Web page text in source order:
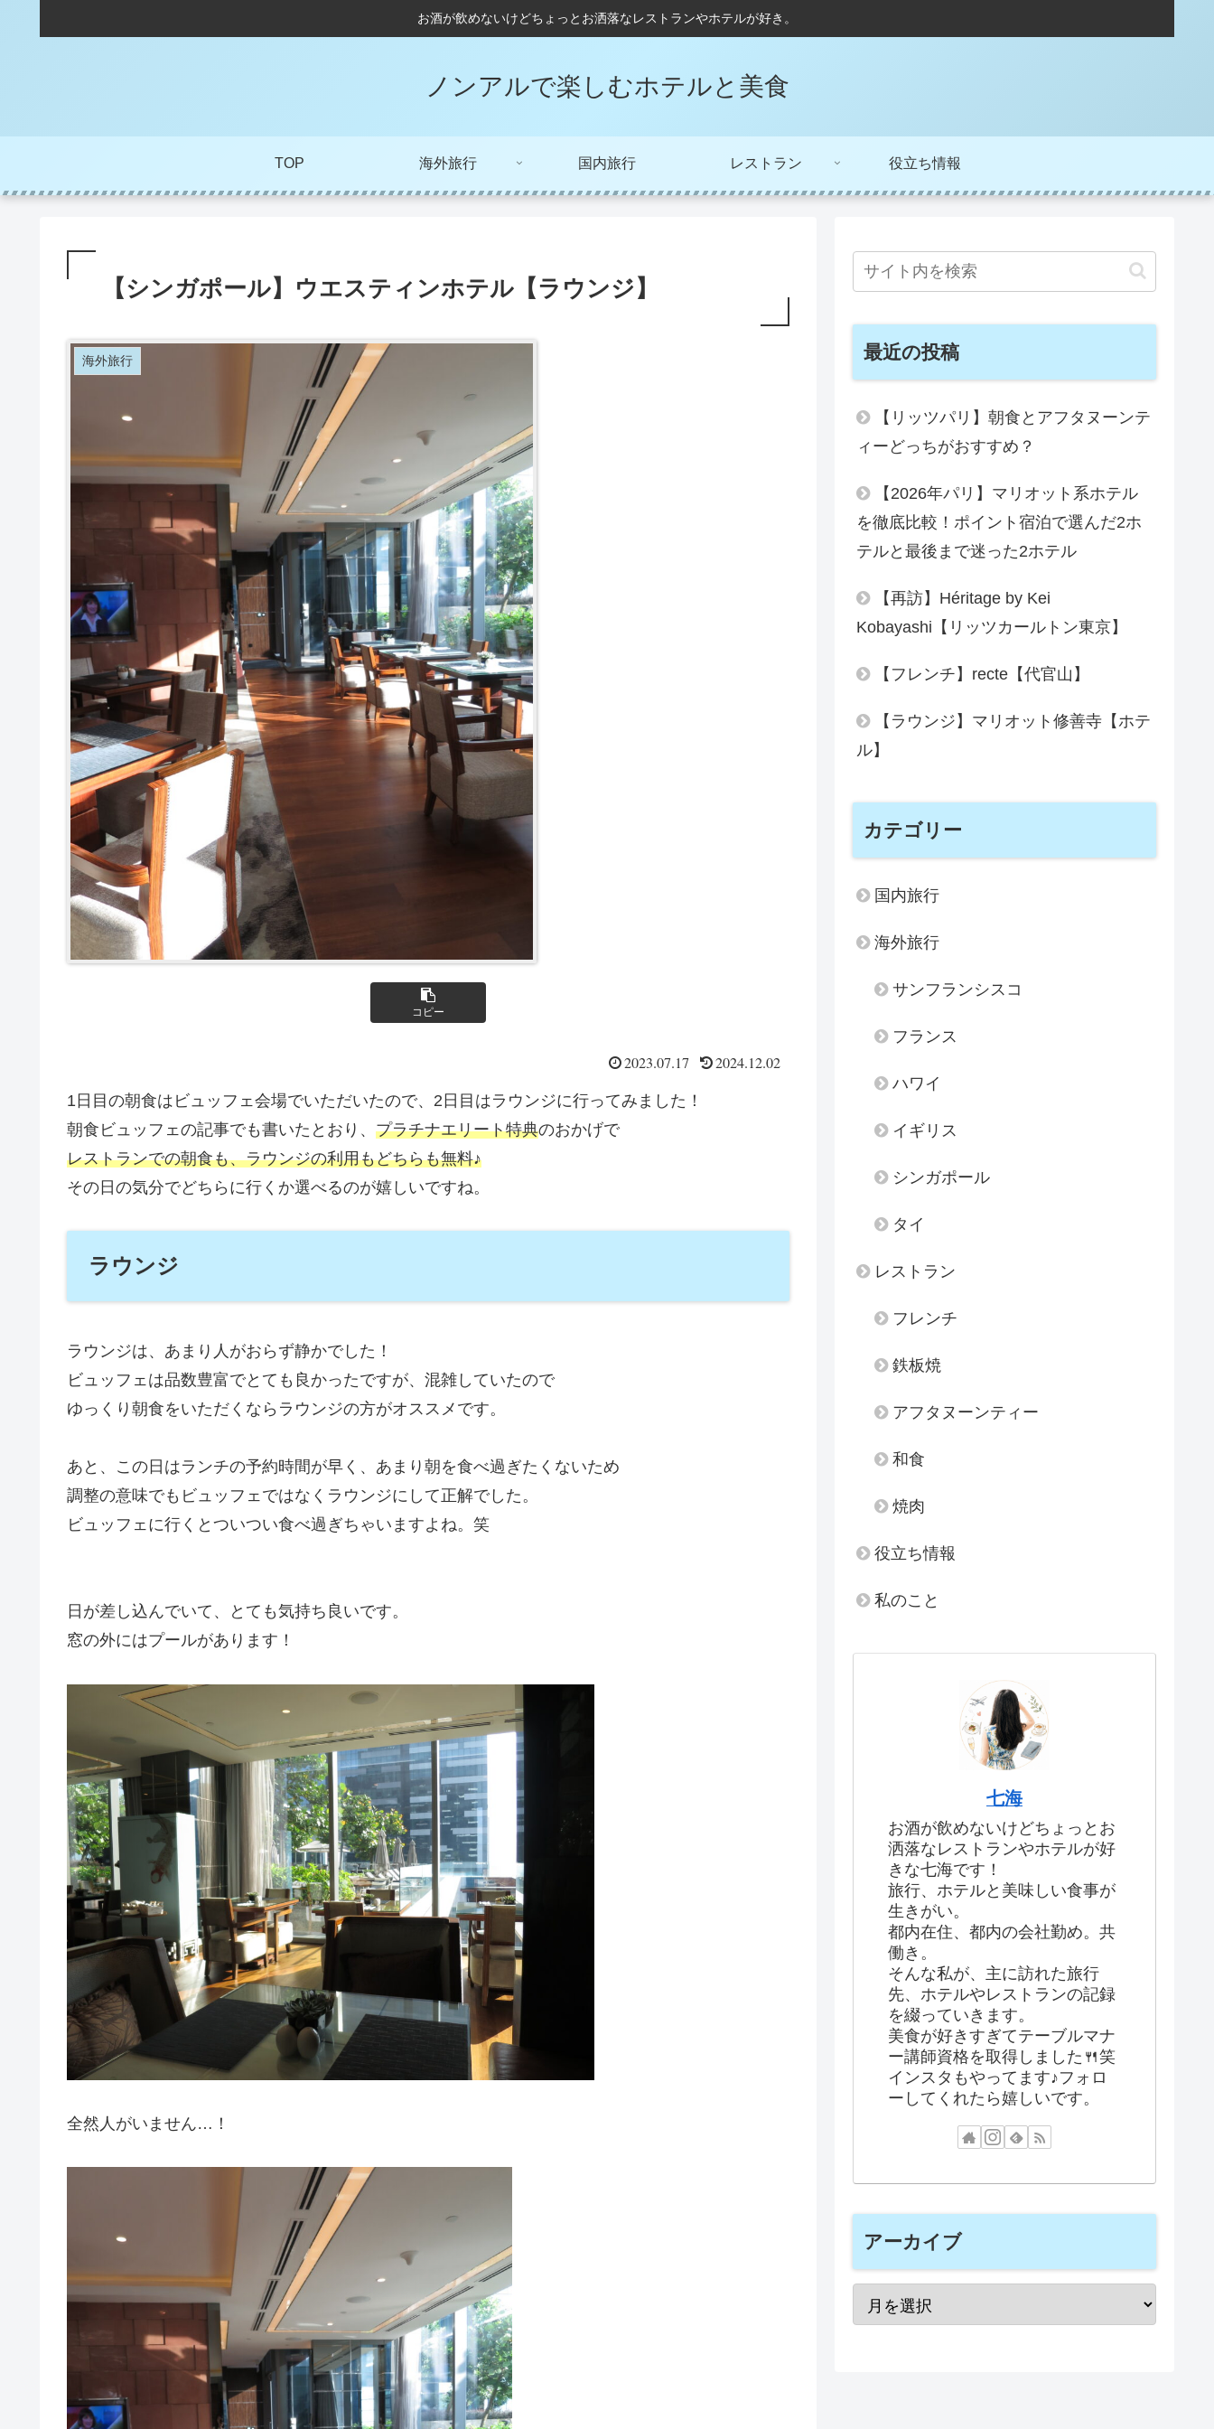
お酒が飲めないけどちょっとお洒落なレストランやホテルが好き。
ノンアルで楽しむホテルと美食
TOP 海外旅行 国内旅行 レストラン 役立ち情報
【シンガポール】ウエスティンホテル【ラウンジ】
海外旅行
コピー
2023.07.17 2024.12.02
1日目の朝食はビュッフェ会場でいただいたので、2日目はラウンジに行ってみました！
朝食ビュッフェの記事でも書いたとおり、 プラチナエリート特典のおかげで
レストランでの朝食も、ラウンジの利用もどちらも無料♪
その日の気分でどちらに行くか選べるのが嬉しいですね。
ラウンジ
ラウンジは、あまり人がおらず静かでした！
ビュッフェは品数豊富でとても良かったですが、混雑していたので
ゆっくり朝食をいただくならラウンジの方がオススメです。
あと、この日はランチの予約時間が早く、あまり朝を食べ過ぎたくないため
調整の意味でもビュッフェではなくラウンジにして正解でした。
ビュッフェに行くとついつい食べ過ぎちゃいますよね。笑
日が差し込んでいて、とても気持ち良いです。
窓の外にはプールがあります！
全然人がいません…！
最近の投稿
【リッツパリ】朝食とアフタヌーンテ
ィーどっちがおすすめ？
【2026年パリ】マリオット系ホテル
を徹底比較！ポイント宿泊で選んだ2ホ
テルと最後まで迷った2ホテル
【再訪】Héritage by Kei
Kobayashi【リッツカールトン東京】
【フレンチ】recte【代官山】
【ラウンジ】マリオット修善寺【ホテ
ル】
カテゴリー
国内旅行
海外旅行
サンフランシスコ
フランス
ハワイ
イギリス
シンガポール
タイ
レストラン
フレンチ
鉄板焼
アフタヌーンティー
和食
焼肉
役立ち情報
私のこと
七海
お酒が飲めないけどちょっとお
洒落なレストランやホテルが好
きな七海です！
旅行、ホテルと美味しい食事が
生きがい。
都内在住、都内の会社勤め。共
働き。
そんな私が、主に訪れた旅行
先、ホテルやレストランの記録
を綴っていきます。
美食が好きすぎてテーブルマナ
ー講師資格を取得しました🍴笑
インスタもやってます♪フォロ
ーしてくれたら嬉しいです。
アーカイブ